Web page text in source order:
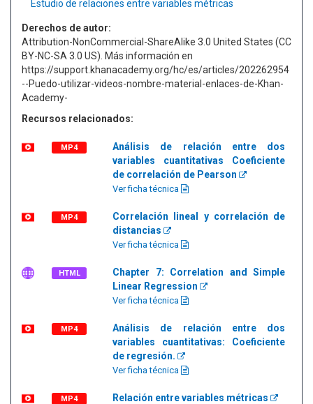
Estudio de relaciones entre variables métricas
Derechos de autor:
Attribution-NonCommercial-ShareAlike 3.0 United States (CC
BY-NC-SA 3.0 US). Más información en
https://support.khanacademy.org/hc/es/articles/202262954
--Puedo-utilizar-videos-nombre-material-enlaces-de-Khan-
Academy-
Recursos relacionados:
MP4
Análisis de relación entre dos
variables cuantitativas Coeficiente
de correlación de Pearson
Ver ficha técnica
MP4
Correlación lineal y correlación de
distancias
Ver ficha técnica
HTML
Chapter 7: Correlation and Simple
Linear Regression
Ver ficha técnica
MP4
Análisis de relación entre dos
variables cuantitativas: Coeficiente
de regresión.
Ver ficha técnica
MP4 Relación entre variables métricas